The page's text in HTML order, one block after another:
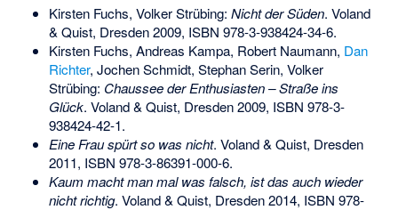
Kirsten Fuchs, Volker Strübing: Nicht der Süden. Voland
& Quist, Dresden 2009, ISBN 978-3-938424-34-6.
Kirsten Fuchs, Andreas Kampa, Robert Naumann, Dan
Richter, Jochen Schmidt, Stephan Serin, Volker
Strübing: Chaussee der Enthusiasten – Straße ins
Glück. Voland & Quist, Dresden 2009, ISBN 978-3-
938424-42-1.
Eine Frau spürt so was nicht. Voland & Quist, Dresden
2011, ISBN 978-3-86391-000-6.
Kaum macht man mal was falsch, ist das auch wieder
nicht richtig. Voland & Quist, Dresden 2014, ISBN 978-